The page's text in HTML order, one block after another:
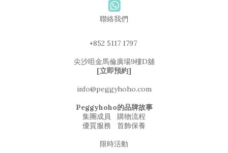
聯絡我們
+852 5117 1797
尖沙咀金馬倫廣場9樓D舖
[立即預約]
info@peggyhoho.com
Peggyhoho的品牌故事
集團成員
購物流程
優質服務
首飾保養
限時活動